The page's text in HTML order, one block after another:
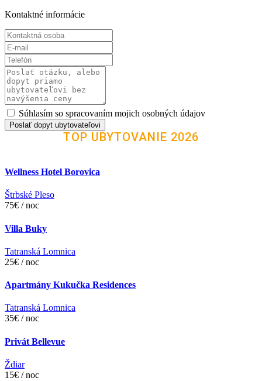
Kontaktné informácie
Súhlasím so spracovaním mojich osobných údajov
Poslať dopyt ubytovateľovi
TOP UBYTOVANIE 2026
Wellness Hotel Borovica
Štrbské Pleso
75€ / noc
Villa Buky
Tatranská Lomnica
25€ / noc
Apartmány Kukučka Residences
Tatranská Lomnica
35€ / noc
Privát Bellevue
Ždiar
15€ / noc